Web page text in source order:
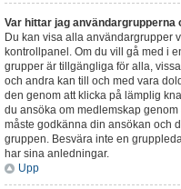
Var hittar jag användargrupperna
Du kan visa alla användargrupper
kontrollpanel. Om du vill gå med i
grupper är tillgängliga för alla,
och andra kan till och med vara
den genom att klicka på lämplig
du ansöka om medlemskap
måste godkänna din ansökan och
gruppen. Besvära inte en
har sina anledningar.
Upp